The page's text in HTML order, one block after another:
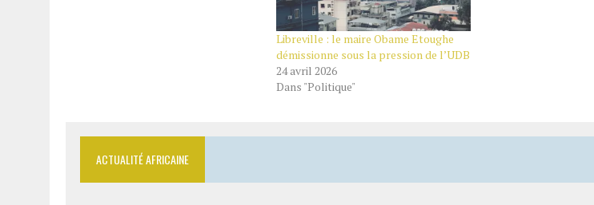
Libreville : le maire Obame Etoughe
démissionne sous la pression de l’UDB
24 avril 2026
Dans "Politique"
ACTUALITÉ AFRICAINE